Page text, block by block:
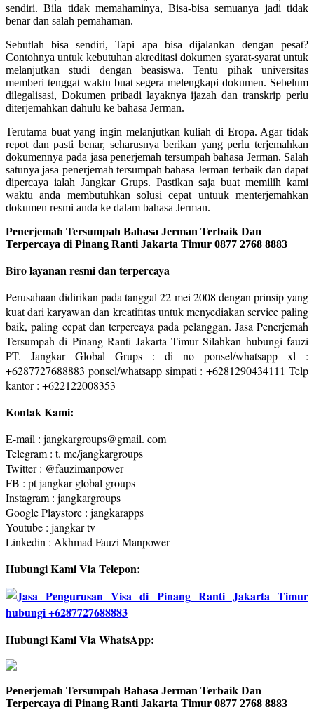
sendiri. Bila tidak memahaminya, Bisa-bisa semuanya jadi tidak
benar dan salah pemahaman.
Sebutlah bisa sendiri, Tapi apa bisa dijalankan dengan pesat?
Contohnya untuk kebutuhan akreditasi dokumen syarat-syarat untuk
melanjutkan studi dengan beasiswa. Tentu pihak universitas
memberi tenggat waktu buat segera melengkapi dokumen. Sebelum
dilegalisasi, Dokumen pribadi layaknya ijazah dan transkrip perlu
diterjemahkan dahulu ke bahasa Jerman.
Terutama buat yang ingin melanjutkan kuliah di Eropa. Agar tidak
repot dan pasti benar, seharusnya berikan yang perlu terjemahkan
dokumennya pada jasa penerjemah tersumpah bahasa Jerman. Salah
satunya jasa penerjemah tersumpah bahasa Jerman terbaik dan dapat
dipercaya ialah Jangkar Grups. Pastikan saja buat memilih kami
waktu anda membutuhkan solusi cepat untuuk menterjemahkan
dokumen resmi anda ke dalam bahasa Jerman.
Penerjemah Tersumpah Bahasa Jerman Terbaik Dan
Terpercaya di Pinang Ranti Jakarta Timur 0877 2768 8883
Biro layanan resmi dan terpercaya
Perusahaan didirikan pada tanggal 22 mei 2008 dengan prinsip yang
kuat dari karyawan dan kreatifitas untuk menyediakan service paling
baik, paling cepat dan terpercaya pada pelanggan. Jasa Penerjemah
Tersumpah di Pinang Ranti Jakarta Timur Silahkan hubungi fauzi
PT. Jangkar Global Grups : di no ponsel/whatsapp xl :
+6287727688883 ponsel/whatsapp simpati : +6281290434111 Telp
kantor : +622122008353
Kontak Kami:
E-mail : jangkargroups@gmail. com
Telegram : t. me/jangkargroups
Twitter : @fauzimanpower
FB : pt jangkar global groups
Instagram : jangkargroups
Google Playstore : jangkarapps
Youtube : jangkar tv
Linkedin : Akhmad Fauzi Manpower
Hubungi Kami Via Telepon:
Hubungi Kami Via WhatsApp:
Penerjemah Tersumpah Bahasa Jerman Terbaik Dan
Terpercaya di Pinang Ranti Jakarta Timur 0877 2768 8883